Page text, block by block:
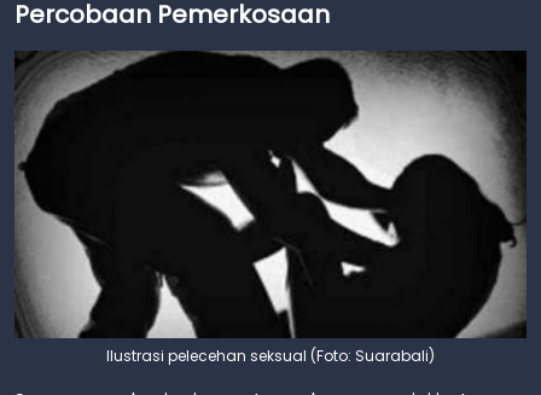
Percobaan Pemerkosaan
Ilustrasi pelecehan seksual (Foto: Suarabali)